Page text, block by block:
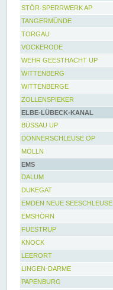
STÖR-SPERRWERK AP
TANGERMÜNDE
TORGAU
VOCKERODE
WEHR GEESTHACHT UP
WITTENBERG
WITTENBERGE
ZOLLENSPIEKER
ELBE-LÜBECK-KANAL
BÜSSAU UP
DONNERSCHLEUSE OP
MÖLLN
EMS
DALUM
DUKEGAT
EMDEN NEUE SEESCHLEUSE
EMSHÖRN
FUESTRUP
KNOCK
LEERORT
LINGEN-DARME
PAPENBURG